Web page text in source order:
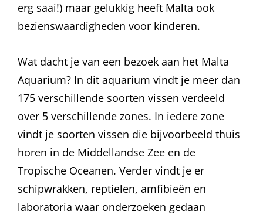
erg saai!) maar gelukkig heeft Malta ook
bezienswaardigheden voor kinderen.
Wat dacht je van een bezoek aan het Malta
Aquarium? In dit aquarium vindt je meer dan
175 verschillende soorten vissen verdeeld
over 5 verschillende zones. In iedere zone
vindt je soorten vissen die bijvoorbeeld thuis
horen in de Middellandse Zee en de
Tropische Oceanen. Verder vindt je er
schipwrakken, reptielen, amfibieën en
laboratoria waar onderzoeken gedaan